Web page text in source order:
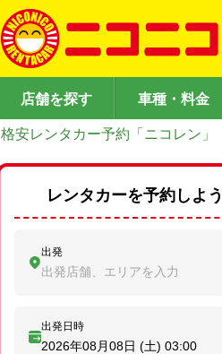
店舗を探す 車種・料金
格安レンタカー予約「ニコレン」
レンタカーを予約しよう
出発
出発店舗、エリアを入力
出発日時
2026年08月08日 (土) 03:00